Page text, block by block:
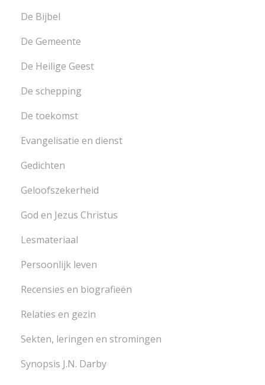
De Bijbel
De Gemeente
De Heilige Geest
De schepping
De toekomst
Evangelisatie en dienst
Gedichten
Geloofszekerheid
God en Jezus Christus
Lesmateriaal
Persoonlijk leven
Recensies en biografieën
Relaties en gezin
Sekten, leringen en stromingen
Synopsis J.N. Darby